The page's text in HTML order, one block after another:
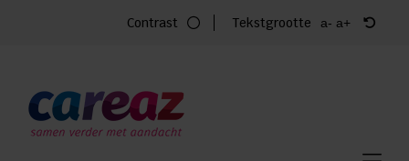
Contrast Tekstgrootte a- a+
Zorg